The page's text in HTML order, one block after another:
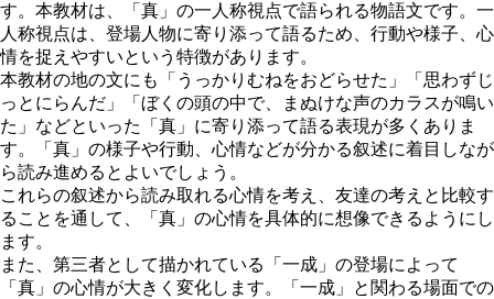
す。本教材は、「真」の一人称視点で語られる物語文です。一
人称視点は、登場人物に寄り添って語るため、行動や様子、心
情を捉えやすいという特徴があります。
本教材の地の文にも「うっかりむねをおどらせた」「思わずじ
っとにらんだ」「ぼくの頭の中で、まぬけな声のカラスが鳴い
た」などといった「真」に寄り添って語る表現が多くありま
す。「真」の様子や行動、心情などが分かる叙述に着目しなが
ら読み進めるとよいでしょう。
これらの叙述から読み取れる心情を考え、友達の考えと比較す
ることを通して、「真」の心情を具体的に想像できるようにし
ます。
また、第三者として描かれている「一成」の登場によって
「真」の心情が大きく変化します。「一成」と関わる場面での